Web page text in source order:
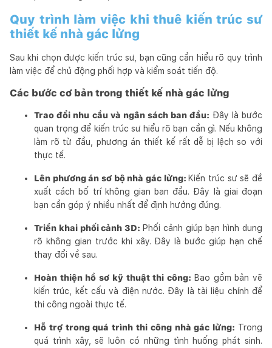
Quy trình làm việc khi thuê kiến trúc sư
thiết kế nhà gác lửng
Sau khi chọn được kiến trúc sư, bạn cũng cần hiểu rõ quy trình
làm việc để chủ động phối hợp và kiểm soát tiến độ.
Các bước cơ bản trong thiết kế nhà gác lửng
Trao đổi nhu cầu và ngân sách ban đầu: Đây là bước
quan trọng để kiến trúc sư hiểu rõ bạn cần gì. Nếu không
làm rõ từ đầu, phương án thiết kế rất dễ bị lệch so với
thực tế.
Lên phương án sơ bộ nhà gác lửng: Kiến trúc sư sẽ đề
xuất cách bố trí không gian ban đầu. Đây là giai đoạn
bạn cần góp ý nhiều nhất để định hướng đúng.
Triển khai phối cảnh 3D: Phối cảnh giúp bạn hình dung
rõ không gian trước khi xây. Đây là bước giúp hạn chế
thay đổi về sau.
Hoàn thiện hồ sơ kỹ thuật thi công: Bao gồm bản vẽ
kiến trúc, kết cấu và điện nước. Đây là tài liệu chính để
thi công ngoài thực tế.
Hỗ trợ trong quá trình thi công nhà gác lửng: Trong
quá trình xây, sẽ luôn có những tình huống phát sinh.